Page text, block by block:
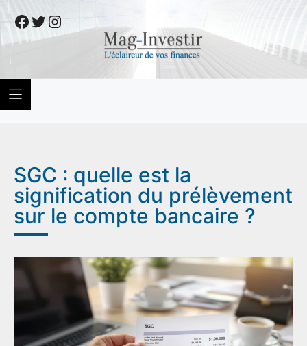
to
content
Facebook
Twitter
Instagram
SGC : quelle est la
signification du prélèvement
sur le compte bancaire ?